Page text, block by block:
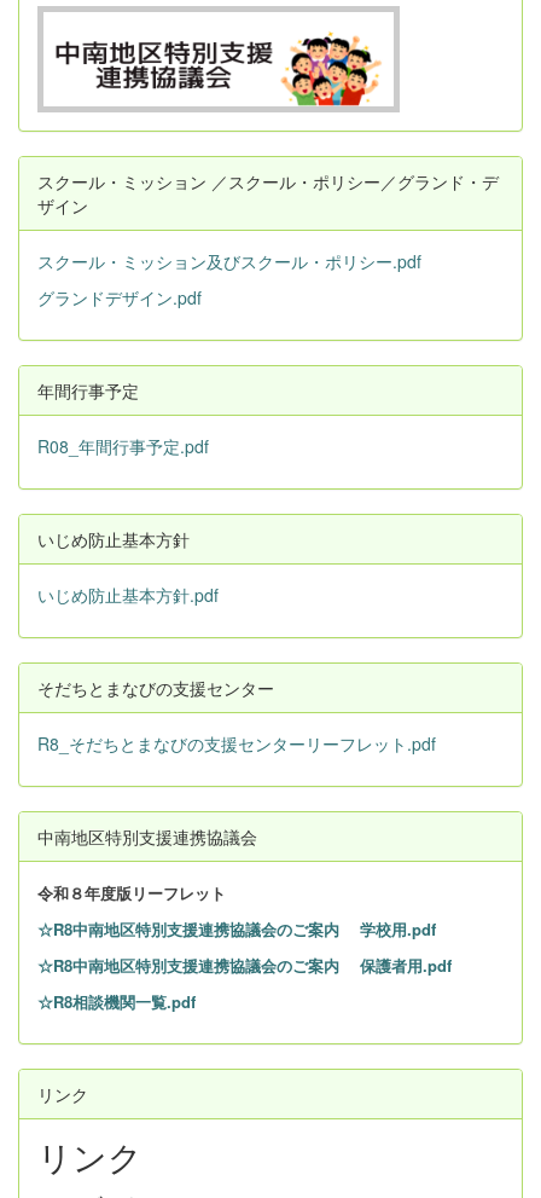
スクール・ミッション ／スクール・ポリシー／グランド・デ
ザイン
スクール・ミッション及びスクール・ポリシー.pdf
グランドデザイン.pdf
年間行事予定
R08_年間行事予定.pdf
いじめ防止基本方針
いじめ防止基本方針.pdf
そだちとまなびの支援センター
R8_そだちとまなびの支援センターリーフレット.pdf
中南地区特別支援連携協議会
令和８年度版リーフレット
☆R8中南地区特別支援連携協議会のご案内 学校用.pdf
☆R8中南地区特別支援連携協議会のご案内 保護者用.pdf
☆R8相談機関一覧.pdf
リンク
リンク